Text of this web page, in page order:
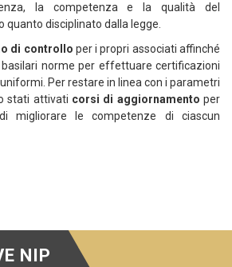
la competenza e la qualità del
disciplinato dalla legge.
di controllo per i propri associati affinché
norme per effettuare certificazioni
Per restare in linea con i parametri
stati attivati corsi di aggiornamento per
le competenze di ciascun
NIP